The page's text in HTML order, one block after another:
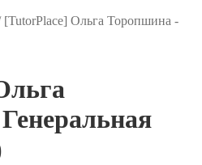
[TutorPlace] Ольга Торопшина -